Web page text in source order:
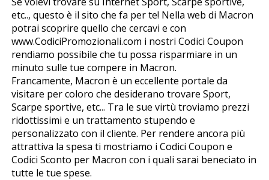
etc.., questo è il sito che fa per te! Nella web di Macron
potrai scoprire quello che cercavi e con
www.CodiciPromozionali.com i nostri Codici Coupon
rendiamo possibile che tu possa risparmiare in un
minuto sulle tue compere in Macron.
Francamente, Macron è un eccellente portale da
visitare per coloro che desiderano trovare Sport,
Scarpe sportive, etc... Tra le sue virtù troviamo prezzi
ridottissimi e un trattamento stupendo e
personalizzato con il cliente. Per rendere ancora più
attrattiva la spesa ti mostriamo i Codici Coupon e
Codici Sconto per Macron con i quali sarai beneficiato in
tutte le tue spese.